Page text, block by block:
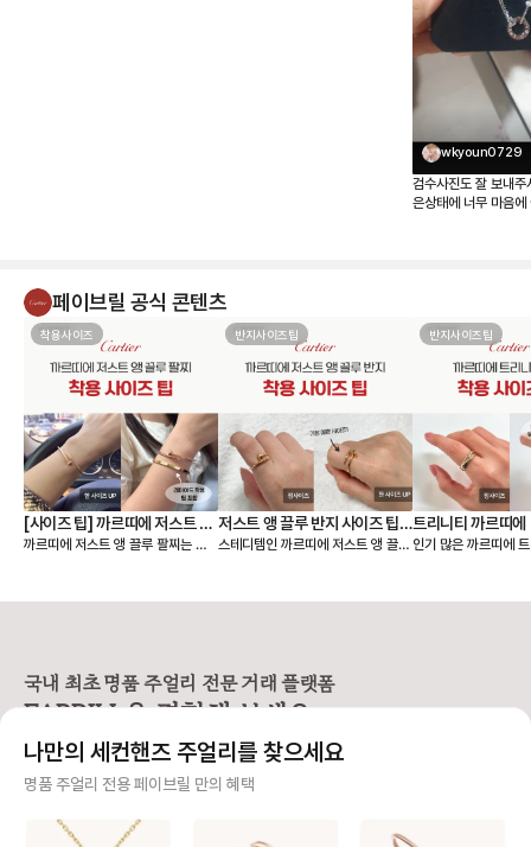
wkyoun0729
검수사진도 잘 보내주
은상태에 너무 마음에
페이브릴 공식 콘텐츠
착용사이즈
[사이즈 팁] 까르띠에 저스트 앵
끌루 팔찌, 여리여리 핏은 이렇
까르띠에 저스트 앵 끌루 팔찌는 얇
손목에 밀착되는 디자인이라, 사이즈
씬 쉬워져요. • 어떤 모델을 살 것인
지 (스몰 or 클래식) • 레이어드까지
❶ 스몰(sm) 모델 얇고 손목을 가볍
게 감싸서 여리여리한 느낌을 주는
디자인으로 너무 헐거우면 특유의 라
는 정도가 좋습니다. ✔️ 내 손목 둘레
반지사이즈팁
저스트 앵 끌루 반지 사이즈 팁,
착샷
스테디템인 까르띠에 저스트 앵 끌루
은 못을 굽혀 만든 형태가 특징이라
스테디셀러로 꾸준히 사랑받고 있어
요. [사이즈 선택 가이드] ❶ 한 사이
정사이즈로 착용하면 헤드 부분이 손
타이트하게 맞추면 못 머리 부분이
수에서 한 사이즈 업을 가장 많이 선
반지사이즈팁
트리니티 까르띠에
팁, 착샷
인기 많은 까르띠에
우골드, 화이트골드,
맞물려 돌아가는 디
국내 최초 명품 주얼리 전문 거래 플랫폼
FABRILL을 경험해 보세요.
사기 걱정 없는 안전 결제
니면 반환해 드려요.
나만의 세컨핸즈 주얼리를 찾으세요
명품 주얼리 전용 페이브릴 만의 혜택